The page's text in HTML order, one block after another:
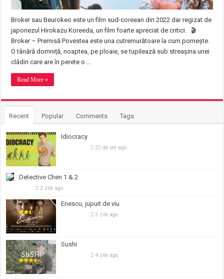
Broker sau Beurokeo este un film sud-coreean din 2022 dar regizat de
japonezul Hirokazu Koreeda, un film foarte apreciat de critici. 🎬
Broker – Premisă Povestea este una cutremurătoare la cum pornește.
O tânără domniță, noaptea, pe ploaie, se tupilează sub streașina unei
clădiri care are în perete o …
Read More »
Recent Popular Comments Tags
Idiocracy
22 de ore ago
Detective Chen 1 & 2
2 zile ago
Enescu, jupuit de viu
3 zile ago
Sushi
4 zile ago